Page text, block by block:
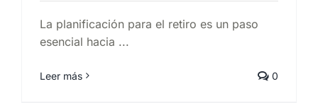
La planificación para el retiro es un paso
esencial hacia ...
Leer más 0